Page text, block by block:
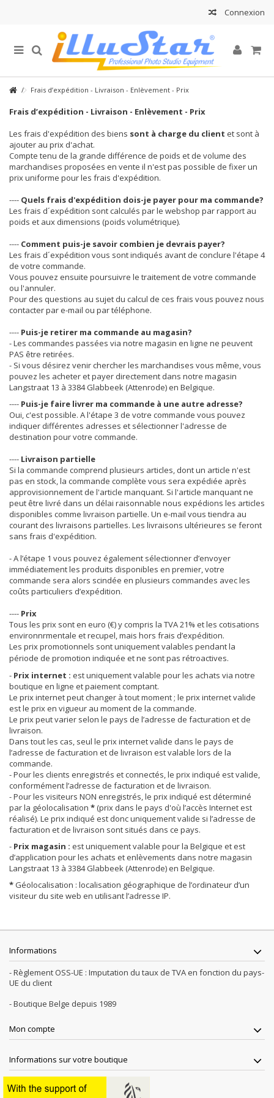
Connexion
Frais d’expédition - Livraison - Enlèvement - Prix
Frais d’expédition - Livraison - Enlèvement - Prix
Les frais d'expédition des biens sont à charge du client et sont à
ajouter au prix d'achat.
Compte tenu de la grande différence de poids et de volume des
marchandises proposées en vente il n'est pas possible de fixer un
prix uniforme pour les frais d'expédition.
---- Quels frais d'expédition dois-je payer pour ma commande?
Les frais d´expédition sont calculés par le webshop par rapport au
poids et aux dimensions (poids volumétrique).
---- Comment puis-je savoir combien je devrais payer?
Les frais d´expédition vous sont indiqués avant de conclure l'étape 4
de votre commande.
Vous pouvez ensuite poursuivre le traitement de votre commande
ou l'annuler.
Pour des questions au sujet du calcul de ces frais vous pouvez nous
contacter par e-mail ou par téléphone.
---- Puis-je retirer ma commande au magasin?
- Les commandes passées via notre magasin en ligne ne peuvent
PAS être retirées.
- Si vous désirez venir chercher les marchandises vous même, vous
pouvez les acheter et payer directement dans notre magasin
Langstraat 13 à 3384 Glabbeek (Attenrode) en Belgique.
---- Puis-je faire livrer ma commande à une autre adresse?
Oui, c'est possible. A l'étape 3 de votre commande vous pouvez
indiquer différentes adresses et sélectionner l'adresse de
destination pour votre commande.
---- Livraison partielle
Si la commande comprend plusieurs articles, dont un article n'est
pas en stock, la commande complète vous sera expédiée après
approvisionnement de l'article manquant. Si l'article manquant ne
peut être livré dans un délai raisonnable nous expédions les articles
disponibles comme livraison partielle. Un e-mail vous tiendra au
courant des livraisons partielles. Les livraisons ultérieures se feront
sans frais d'expédition.
- A l’étape 1 vous pouvez également sélectionner d’envoyer
immédiatement les produits disponibles en premier, votre
commande sera alors scindée en plusieurs commandes avec les
coûts particuliers d’expédition.
---- Prix
Tous les prix sont en euro (€) y compris la TVA 21% et les cotisations
environnrmentale et recupel, mais hors frais d’expédition.
Les prix promotionnels sont uniquement valables pendant la
période de promotion indiquée et ne sont pas rétroactives.
- Prix internet : est uniquement valable pour les achats via notre
boutique en ligne et paiement comptant.
Le prix internet peut changer à tout moment ; le prix internet valide
est le prix en vigueur au moment de la commande.
Le prix peut varier selon le pays de l’adresse de facturation et de
livraison.
Dans tout les cas, seul le prix internet valide dans le pays de
l’adresse de facturation et de livraison est valable lors de la
commande.
- Pour les clients enregistrés et connectés, le prix indiqué est valide,
conformément l’adresse de facturation et de livraison.
- Pour les visiteurs NON enregistrés, le prix indiqué est déterminé
par la géolocalisation * (prix dans le pays d'où l’accès Internet est
réalisé). Le prix indiqué est donc uniquement valide si l’adresse de
facturation et de livraison sont situés dans ce pays.
- Prix magasin : est uniquement valable pour la Belgique et est
d’application pour les achats et enlèvements dans notre magasin
Langstraat 13 à 3384 Glabbeek (Attenrode) en Belgique.
* Géolocalisation : localisation géographique de l’ordinateur d’un
visiteur du site web en utilisant l’adresse IP.
Informations
- Règlement OSS-UE : Imputation du taux de TVA en fonction du pays-
UE du client
- Boutique Belge depuis 1989
Mon compte
Informations sur votre boutique